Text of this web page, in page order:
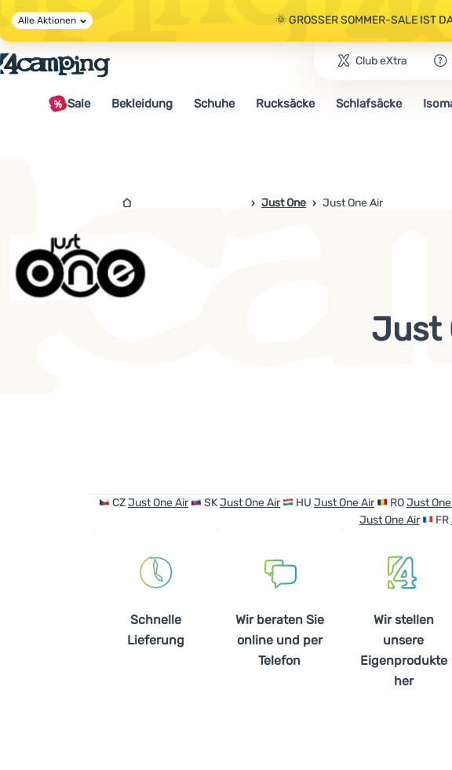
🌞 GROSSER SOMMER-SALE IST
🤫 - 10 % AUF AUSGEWÄHLTE
🌞 GROSSER SOMMER-SALE IST
Alle Aktionen
Club eXtra
Sale Bekleidung Schuhe Rucksäcke Schlafsäcke
4campingshop.de
Just One Just One Air
Just
CZJust One Air SKJust One Air HU Just One Air ROJust
Just One Air
FR
Schnelle
Lieferung
Wir beraten Sie
online und per
Telefon
Wir stellen
unsere
Eigenprodukte
her